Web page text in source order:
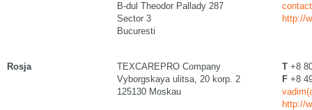
B-dul Theodor Pallady 287
Sector 3
Bucuresti
http://
Rosja
TEXCAREPRO Company
Vyborgskaya ulitsa, 20 korp. 2
125130 Moskau
T +8
F +8
http://